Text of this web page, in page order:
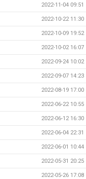
2022-11-04 09:51
2022-10-22 11:30
2022-10-09 19:52
2022-10-02 16:07
2022-09-24 10:02
2022-09-07 14:23
2022-08-19 17:00
2022-06-22 10:55
2022-06-12 16:30
2022-06-04 22:31
2022-06-01 10:44
2022-05-31 20:25
2022-05-26 17:08